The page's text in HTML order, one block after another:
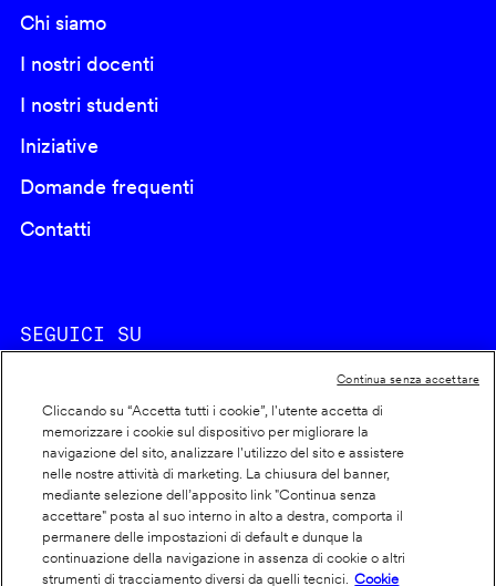
Chi siamo
I nostri docenti
I nostri studenti
Iniziative
Domande frequenti
Contatti
SEGUICI SU
Footer
info
Cookie policy
Dichiarazione di accessibilità
Privacy
Cliccando su “Accetta tutti i cookie”, l'utente accetta di
memorizzare i cookie sul dispositivo per migliorare la
navigazione del sito, analizzare l'utilizzo del sito e assistere
nelle nostre attività di marketing. La chiusura del banner,
mediante selezione dell’apposito link "Continua senza
accettare" posta al suo interno in alto a destra, comporta il
permanere delle impostazioni di default e dunque la
continuazione della navigazione in assenza di cookie o altri
strumenti di tracciamento diversi da quelli tecnici.
Cookie
Continua senza accettare